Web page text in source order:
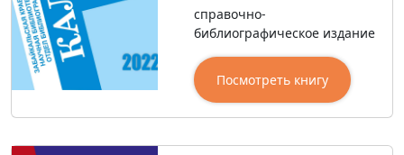
справочно-
библиографическое издание
Посмотреть книгу